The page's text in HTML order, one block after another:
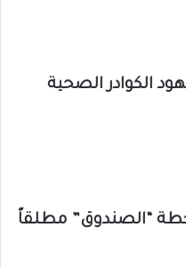
الكوادر الصحية
“الصندوق” مطلقاً